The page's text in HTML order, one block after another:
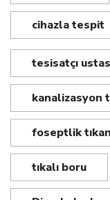
cihazla tespit
tesisatçı
kanalizasyon
foseptlik
tıkalı boru